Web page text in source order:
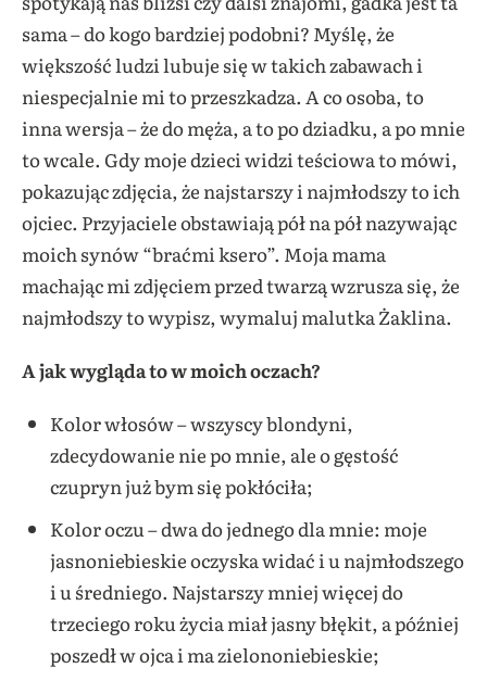
sama – do kogo bardziej podobni? Myślę, że
większość ludzi lubuje się w takich zabawach i
niespecjalnie mi to przeszkadza. A co osoba, to
inna wersja – że do męża, a to po dziadku, a po mnie
to wcale. Gdy moje dzieci widzi teściowa to mówi,
pokazując zdjęcia, że najstarszy i najmłodszy to ich
ojciec. Przyjaciele obstawiają pół na pół nazywając
moich synów “braćmi ksero”. Moja mama
machając mi zdjęciem przed twarzą wzrusza się, że
najmłodszy to wypisz, wymaluj malutka Żaklina.
A jak wygląda to w moich oczach?
Kolor włosów – wszyscy blondyni,
zdecydowanie nie po mnie, ale o gęstość
czupryn już bym się pokłóciła;
Kolor oczu – dwa do jednego dla mnie: moje
jasnoniebieskie oczyska widać i u najmłodszego
i u średniego. Najstarszy mniej więcej do
trzeciego roku życia miał jasny błękit, a później
poszedł w ojca i ma zielononiebieskie;